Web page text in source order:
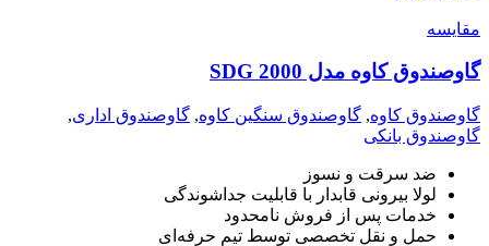
مقايسه
گاوصندوق کاوه مدل 2000 SDG
گاوصندوق کاوه, گاوصندوق سنگین کاوه, گاوصندوق اداری,
گاوصندوق بانکی
ضد سرقت و نسوز
لولا بیرونی قابدار با قابلیت جداشوندگی
خدمات پس از فروش نامحدود
حمل و نقل تخصصی توسط تیم حرفه‌ای